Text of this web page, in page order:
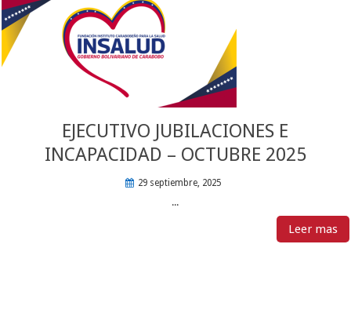
EJECUTIVO JUBILACIONES E
INCAPACIDAD – OCTUBRE 2025
29 septiembre, 2025
...
Leer mas